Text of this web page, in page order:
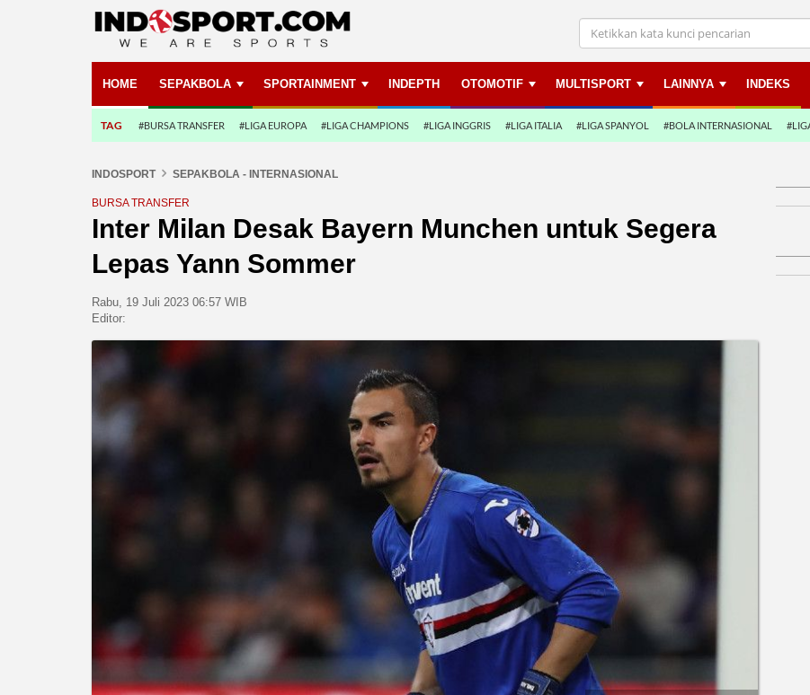
HOME SEPAKBOLA SPORTAINMENT INDEPTH OTOMOTIF MULTISPORT LAINNYA INDEKS
TAG #BURSA TRANSFER #LIGA EUROPA #LIGA CHAMPIONS #LIGA INGGRIS #LIGA ITALIA #LIGA SPANYOL #BOLA INTERNASIONAL
INDOSPORT SEPAKBOLA - INTERNASIONAL
BURSA TRANSFER
Inter Milan Desak Bayern Munchen untuk Segera
Lepas Yann Sommer
Rabu, 19 Juli 2023 06:57 WIB
Editor: